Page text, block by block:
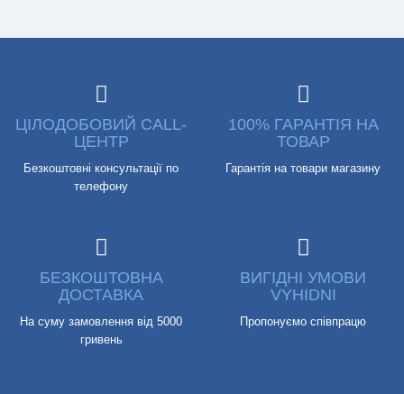
ЦІЛОДОБОВИЙ CALL-
ЦЕНТР
Безкоштовні консультації по
телефону
100% ГАРАНТІЯ НА
ТОВАР
Гарантія на товари магазину
БЕЗКОШТОВНА
ДОСТАВКА
На суму замовлення від 5000
гривень
ВИГІДНІ УМОВИ
VYHIDNI
Пропонуємо співпрацю